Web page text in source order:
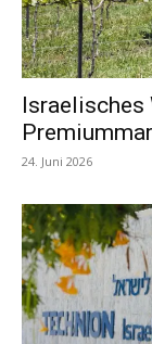
Israelisches
24. Juni 2026